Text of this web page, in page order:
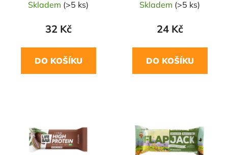
Skladem (>5 ks)
32 Kč
DO KOŠÍKU
Skladem (>5 ks)
24 Kč
DO KOŠÍKU